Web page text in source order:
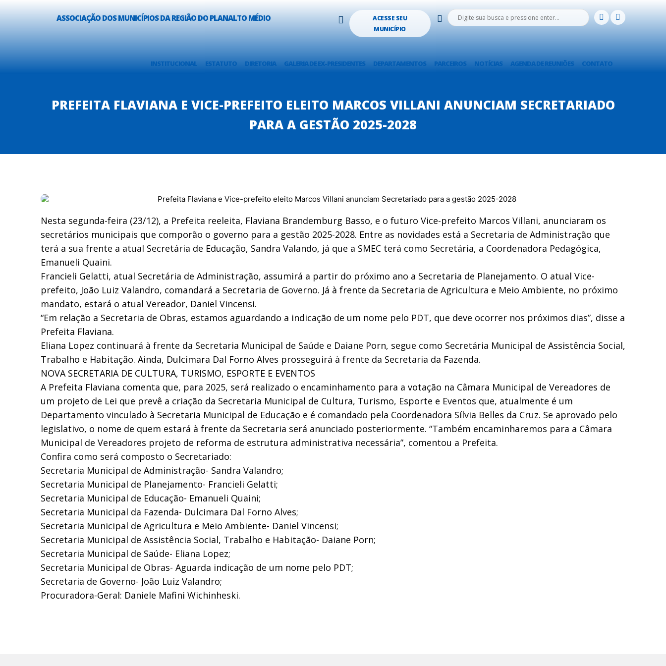
ASSOCIAÇÃO DOS MUNICÍPIOS DA REGIÃO DO PLANALTO MÉDIO
ACESSE SEU
MUNICÍPIO
INSTITUCIONAL ESTATUTO DIRETORIA GALERIA DE EX-PRESIDENTES DEPARTAMENTOS PARCEIROS NOTÍCIAS AGENDA DE REUNIÕES CONTATO
PREFEITA FLAVIANA E VICE-PREFEITO ELEITO MARCOS VILLANI ANUNCIAM SECRETARIADO
PARA A GESTÃO 2025-2028
Nesta segunda-feira (23/12), a Prefeita reeleita, Flaviana Brandemburg Basso, e o futuro Vice-prefeito Marcos Villani, anunciaram os
secretários municipais que comporão o governo para a gestão 2025-2028. Entre as novidades está a Secretaria de Administração que
terá a sua frente a atual Secretária de Educação, Sandra Valando, já que a SMEC terá como Secretária, a Coordenadora Pedagógica,
Emanueli Quaini.
Francieli Gelatti, atual Secretária de Administração, assumirá a partir do próximo ano a Secretaria de Planejamento. O atual Vice-
prefeito, João Luiz Valandro, comandará a Secretaria de Governo. Já à frente da Secretaria de Agricultura e Meio Ambiente, no próximo
mandato, estará o atual Vereador, Daniel Vincensi.
“Em relação a Secretaria de Obras, estamos aguardando a indicação de um nome pelo PDT, que deve ocorrer nos próximos dias”, disse a
Prefeita Flaviana.
Eliana Lopez continuará à frente da Secretaria Municipal de Saúde e Daiane Porn, segue como Secretária Municipal de Assistência Social,
Trabalho e Habitação. Ainda, Dulcimara Dal Forno Alves prosseguirá à frente da Secretaria da Fazenda.
NOVA SECRETARIA DE CULTURA, TURISMO, ESPORTE E EVENTOS
A Prefeita Flaviana comenta que, para 2025, será realizado o encaminhamento para a votação na Câmara Municipal de Vereadores de
um projeto de Lei que prevê a criação da Secretaria Municipal de Cultura, Turismo, Esporte e Eventos que, atualmente é um
Departamento vinculado à Secretaria Municipal de Educação e é comandado pela Coordenadora Sílvia Belles da Cruz. Se aprovado pelo
legislativo, o nome de quem estará à frente da Secretaria será anunciado posteriormente. “Também encaminharemos para a Câmara
Municipal de Vereadores projeto de reforma de estrutura administrativa necessária”, comentou a Prefeita.
Confira como será composto o Secretariado:
Secretaria Municipal de Administração- Sandra Valandro;
Secretaria Municipal de Planejamento- Francieli Gelatti;
Secretaria Municipal de Educação- Emanueli Quaini;
Secretaria Municipal da Fazenda- Dulcimara Dal Forno Alves;
Secretaria Municipal de Agricultura e Meio Ambiente- Daniel Vincensi;
Secretaria Municipal de Assistência Social, Trabalho e Habitação- Daiane Porn;
Secretaria Municipal de Saúde- Eliana Lopez;
Secretaria Municipal de Obras- Aguarda indicação de um nome pelo PDT;
Secretaria de Governo- João Luiz Valandro;
Procuradora-Geral: Daniele Mafini Wichinheski.